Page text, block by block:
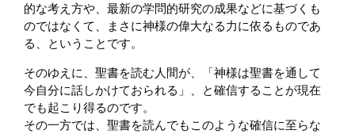
的な考え方や、最新の学問的研究の成果などに基づくも
のではなくて、まさに神様の偉大なる力に依るものであ
る、ということです。
そのゆえに、聖書を読む人間が、「神様は聖書を通して
今自分に話しかけておられる」、と確信することが現在
でも起こり得るのです。
その一方では、聖書を読んでもこのような確信に至らな